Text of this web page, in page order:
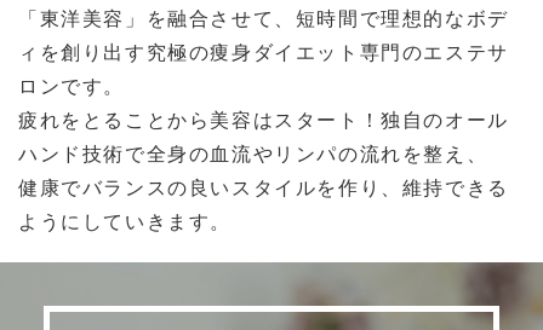
「東洋美容」を融合させて、短時間で理想的なボデ
ィを創り出す究極の痩身ダイエット専門のエステサ
ロンです。
疲れをとることから美容はスタート！独自のオール
ハンド技術で全身の血流やリンパの流れを整え、
健康でバランスの良いスタイルを作り、維持できる
ようにしていきます。